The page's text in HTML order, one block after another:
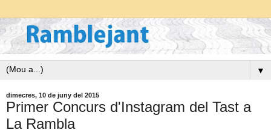
▼
dimecres, 10 de juny del 2015
Primer Concurs d'Instagram del Tast a
La Rambla